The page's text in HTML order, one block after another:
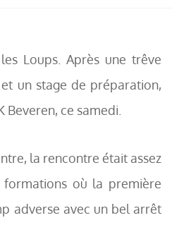
Loups. Après une trêve
un stage de préparation,
Beveren, ce samedi.
la rencontre était assez
où la première
adverse avec un bel arrêt